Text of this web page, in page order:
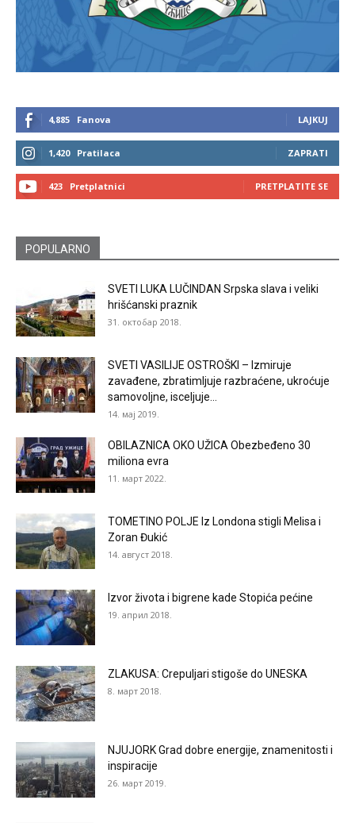
4,885 Fanova LAJKUJ
1,420 Pratilaca ZAPRATI
423 Pretplatnici PRETPLATITE SE
POPULARNO
SVETI LUKA LUČINDAN Srpska slava i veliki
hrišćanski praznik
31. октобар 2018.
SVETI VASILIJE OSTROŠKI – Izmiruje
zavađene, zbratimljuje razbraćene, ukroćuje
samovoljne, isceljuje...
14. мај 2019.
OBILAZNICA OKO UŽICA Obezbeđeno 30
miliona evra
11. март 2022.
TOMETINO POLJE Iz Londona stigli Melisa i
Zoran Đukić
14. август 2018.
Izvor života i bigrene kade Stopića pećine
19. април 2018.
ZLAKUSA: Crepuljari stigoše do UNESKA
8. март 2018.
NJUJORK Grad dobre energije, znamenitosti i
inspiracije
26. март 2019.